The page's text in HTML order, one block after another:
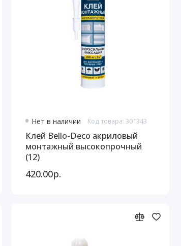
Нет в наличии Код товара: 301343
Клей Bello-Deco акриловый
монтажный высокопрочный
(12)
420.00р.